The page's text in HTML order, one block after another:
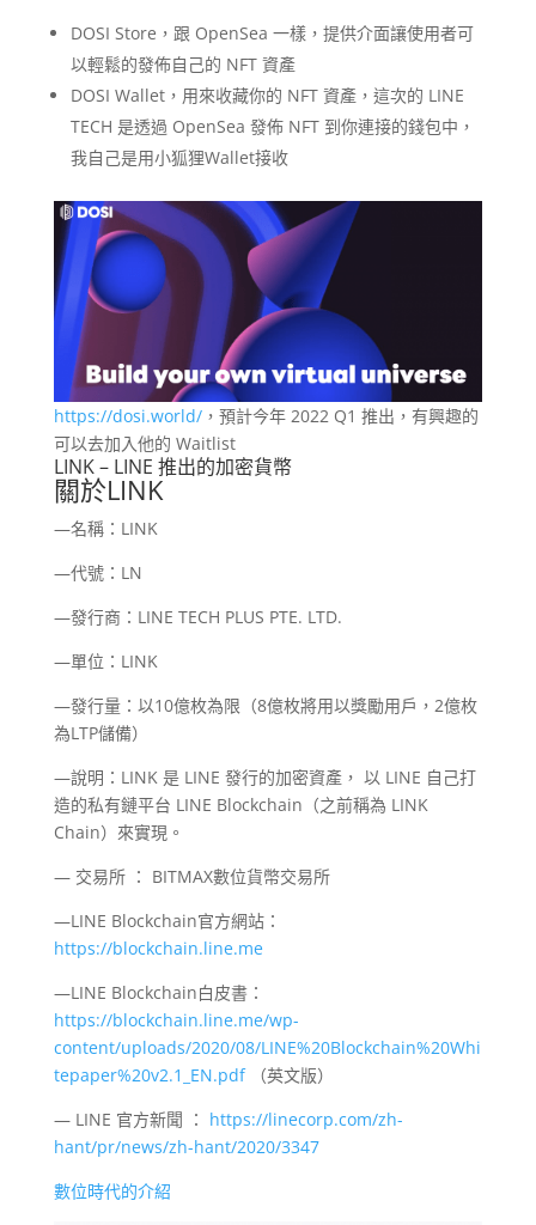
DOSI Store，跟 OpenSea 一樣，提供介面讓使用者可
以輕鬆的發佈自己的 NFT 資產
DOSI Wallet，用來收藏你的 NFT 資產，這次的 LINE
TECH 是透過 OpenSea 發佈 NFT 到你連接的錢包中，
我自己是用小狐狸Wallet接收
https://dosi.world/，預計今年 2022 Q1 推出，有興趣的
可以去加入他的 Waitlist
LINK – LINE 推出的加密貨幣
關於LINK
—名稱：LINK
—代號：LN
—發行商：LINE TECH PLUS PTE. LTD.
—單位：LINK
—發行量：以10億枚為限（8億枚將用以獎勵用戶，2億枚
為LTP儲備）
—說明：LINK 是 LINE 發行的加密資產， 以 LINE 自己打
造的私有鏈平台 LINE Blockchain（之前稱為 LINK
Chain）來實現。
— 交易所 ： BITMAX數位貨幣交易所
—LINE Blockchain官方網站：
https://blockchain.line.me
—LINE Blockchain白皮書：
https://blockchain.line.me/wp-
content/uploads/2020/08/LINE%20Blockchain%20Whi
tepaper%20v2.1_EN.pdf（英文版）
— LINE 官方新聞 ： https://linecorp.com/zh-
hant/pr/news/zh-hant/2020/3347
數位時代的介紹